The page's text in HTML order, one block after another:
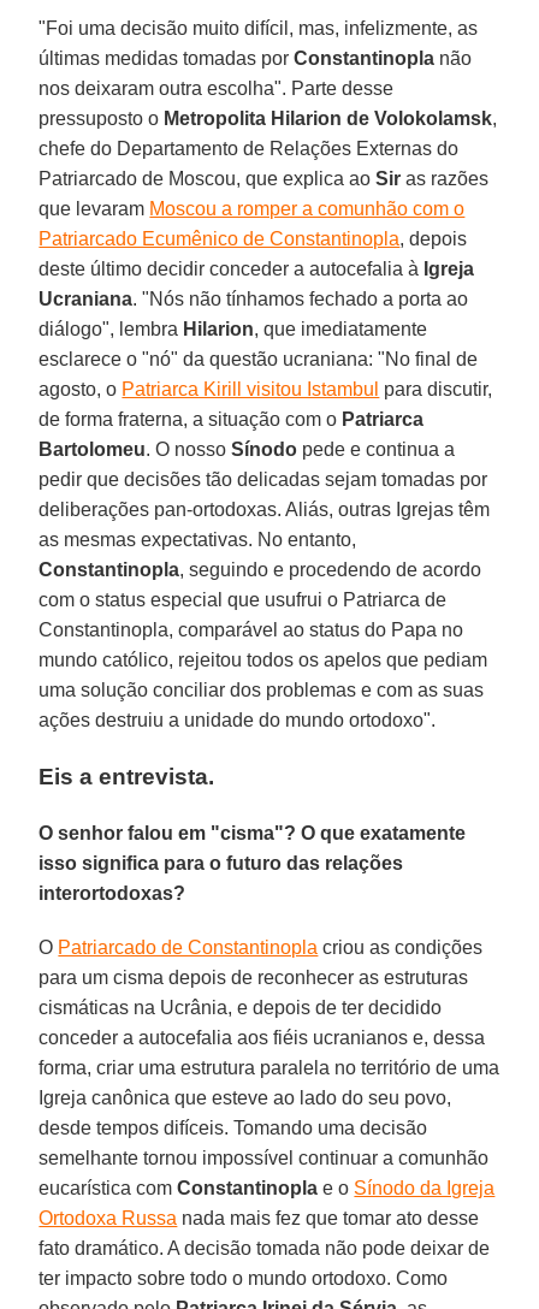
"Foi uma decisão muito difícil, mas, infelizmente, as
últimas medidas tomadas porConstantinopla não
nos deixaram outra escolha". Parte desse
pressuposto o Metropolita Hilarion de Volokolamsk,
chefe do Departamento de Relações Externas do
Patriarcado de Moscou, que explica aoSir as razões
que levaram Moscou a romper a comunhão com o
Patriarcado Ecumênico de Constantinopla, depois
deste último decidir conceder a autocefalia à Igreja
Ucraniana. "Nós não tínhamos fechado a porta ao
diálogo", lembra Hilarion, que imediatamente
esclarece o "nó" da questão ucraniana: "No final de
agosto, o Patriarca Kirill visitou Istambul para discutir,
de forma fraterna, a situação com o Patriarca
Bartolomeu. O nossoSínodo pede e continua a
pedir que decisões tão delicadas sejam tomadas por
deliberações pan-ortodoxas. Aliás, outras Igrejas têm
as mesmas expectativas. No entanto,
Constantinopla, seguindo e procedendo de acordo
com o status especial que usufrui o Patriarca de
Constantinopla, comparável ao status do Papa no
mundo católico, rejeitou todos os apelos que pediam
uma solução conciliar dos problemas e com as suas
ações destruiu a unidade do mundo ortodoxo".
Eis a entrevista.
O senhor falou em "cisma"? O que exatamente
isso significa para o futuro das relações
interortodoxas?
O Patriarcado de Constantinopla criou as condições
para um cisma depois de reconhecer as estruturas
cismáticas na Ucrânia, e depois de ter decidido
conceder a autocefalia aos fiéis ucranianos e, dessa
forma, criar uma estrutura paralela no território de uma
Igreja canônica que esteve ao lado do seu povo,
desde tempos difíceis. Tomando uma decisão
semelhante tornou impossível continuar a comunhão
eucarística comConstantinopla e o Sínodo da Igreja
Ortodoxa Russa nada mais fez que tomar ato desse
fato dramático. A decisão tomada não pode deixar de
ter impacto sobre todo o mundo ortodoxo. Como